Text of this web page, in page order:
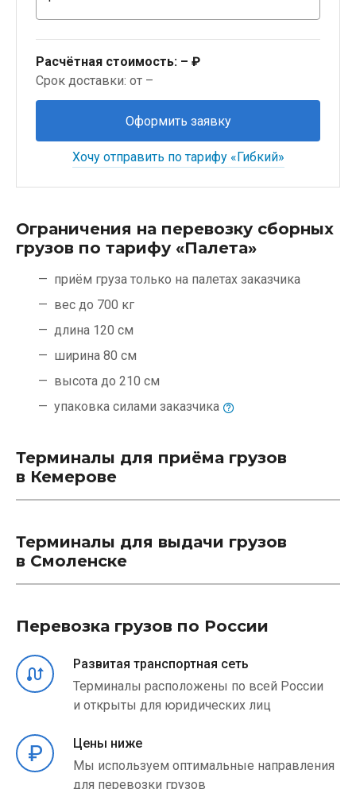
Расчётная стоимость: – ₽
Срок доставки: от –
Оформить заявку
Хочу отправить по тарифу «Гибкий»
Ограничения на перевозку сборных
грузов по тарифу «Палета»
приём груза только на палетах заказчика
вес до 700 кг
длина 120 см
ширина 80 см
высота до 210 см
упаковка силами заказчика
Терминалы для приёма грузов
в Кемерове
Терминалы для выдачи грузов
в Смоленске
Перевозка грузов по России
Развитая транспортная сеть
Терминалы расположены по всей России
и открыты для юридических лиц
Цены ниже
Мы используем оптимальные направления
для перевозки грузов